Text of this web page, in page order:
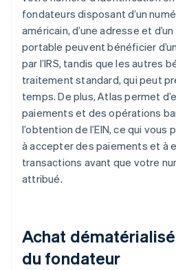
fondateurs disposant d’un
américain, d’une adresse et
portable peuvent bénéficier
par l’IRS, tandis que les autres
traitement standard, qui peut
temps. De plus, Atlas permet
paiements et des opérations
l’obtention de l’EIN, ce qui
à accepter des paiements et à
transactions avant que votre
attribué.
Achat
du fondateur